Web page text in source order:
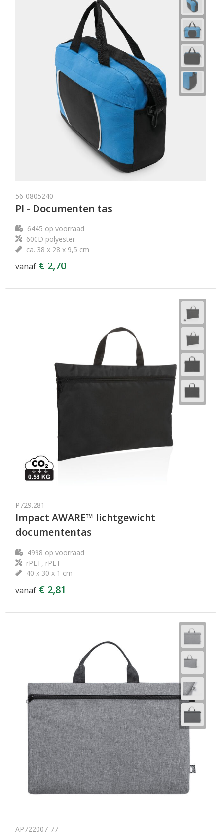
56-0805240
PI - Documenten tas
6445 op voorraad
600D polyester
ca. 38 x 28 x 9,5 cm
vanaf € 2,70
P729.281
Impact AWARE™ lichtgewicht
documententas
4998 op voorraad
rPET, rPET
40 x 30 x 1 cm
vanaf € 2,81
AP722007-77